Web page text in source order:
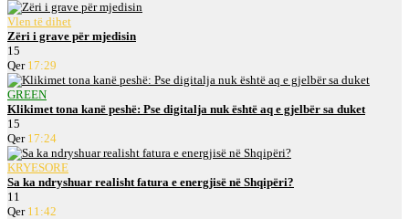
Vlen të dihet
Zëri i grave për mjedisin
15
Qer 17:29
GREEN
Klikimet tona kanë peshë: Pse digitalja nuk është aq e gjelbër sa duket
15
Qer 17:24
KRYESORE
Sa ka ndryshuar realisht fatura e energjisë në Shqipëri?
11
Qer 11:42